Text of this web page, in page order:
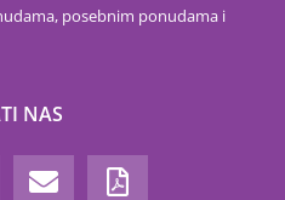
posebnim ponudama i
NAS